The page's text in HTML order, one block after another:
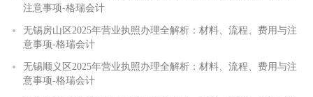
注意事项-格瑞会计
无锡房山区2025年营业执照办理全解析：材料、流程、费用与注
意事项-格瑞会计
无锡顺义区2025年营业执照办理全解析：材料、流程、费用与注
意事项-格瑞会计